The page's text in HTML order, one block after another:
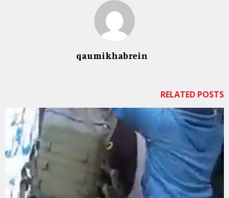
qaumikhabrein
RELATED POSTS